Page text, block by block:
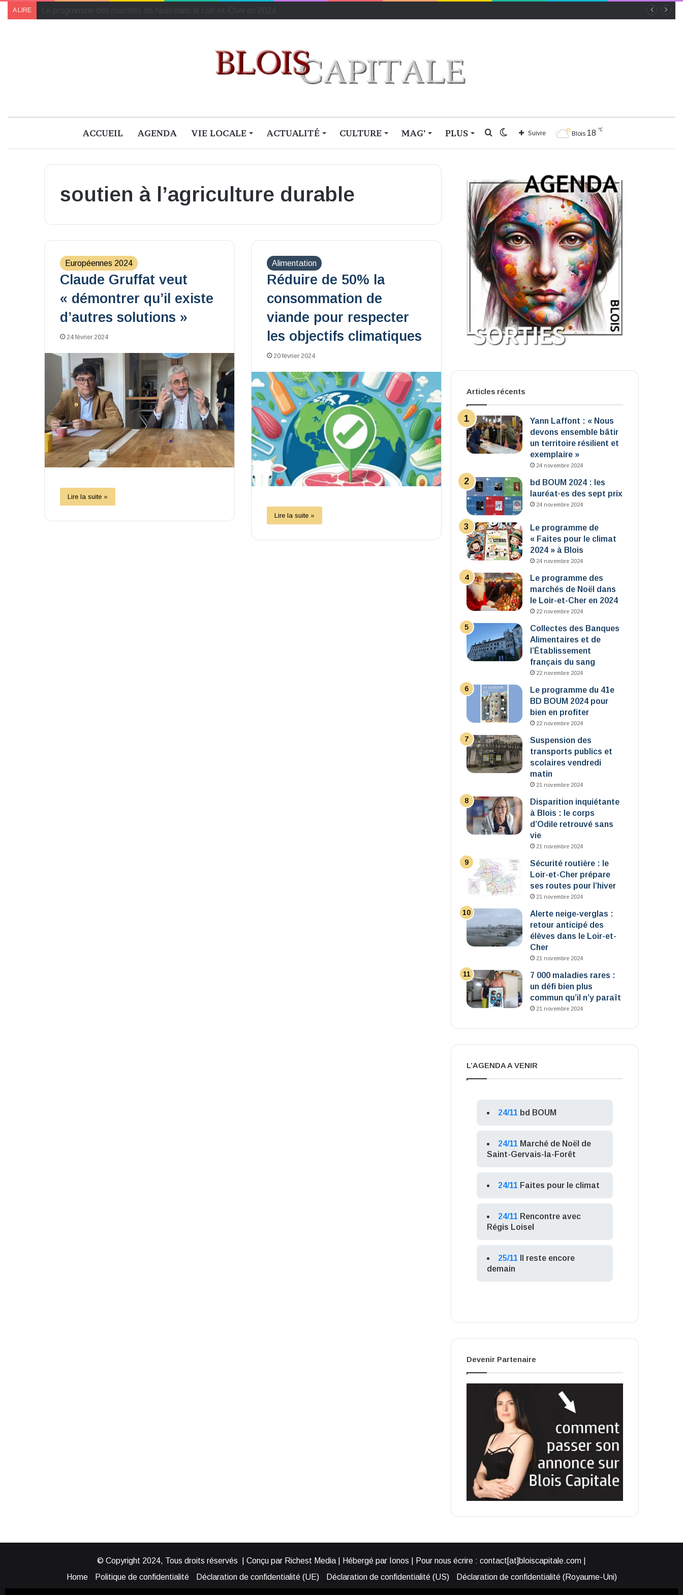
A LIRE
ACCUEIL AGENDA VIE LOCALE ACTUALITÉ CULTURE MAG’ PLUS Blois 18 ℃
Suivre
Switch
Rechercher
soutien à l’agriculture durable
Européennes 2024
Claude Gruffat veut
« démontrer qu’il existe
d’autres solutions »
24 février 2024
Lire la suite »
Alimentation
Réduire de 50% la
consommation de
viande pour respecter
les objectifs climatiques
20 février 2024
Lire la suite »
Articles récents
Yann Laffont : « Nous
devons ensemble bâtir
un territoire résilient et
exemplaire »
24 novembre 2024
bd BOUM 2024 : les
lauréat·es des sept prix
24 novembre 2024
Le programme de
« Faites pour le climat
2024 » à Blois
24 novembre 2024
Le programme des
marchés de Noël dans
le Loir-et-Cher en 2024
22 novembre 2024
Collectes des Banques
Alimentaires et de
l’Établissement
français du sang
22 novembre 2024
Le programme du 41e
BD BOUM 2024 pour
bien en profiter
22 novembre 2024
Suspension des
transports publics et
scolaires vendredi
matin
21 novembre 2024
Disparition inquiétante
à Blois : le corps
d’Odile retrouvé sans
vie
21 novembre 2024
Sécurité routière : le
Loir-et-Cher prépare
ses routes pour l’hiver
21 novembre 2024
Alerte neige-verglas :
retour anticipé des
élèves dans le Loir-et-
Cher
21 novembre 2024
7 000 maladies rares :
un défi bien plus
commun qu’il n’y paraît
21 novembre 2024
L’AGENDA A VENIR
24/11 bd BOUM
24/11 Marché de Noël de
Saint-Gervais-la-Forêt
24/11 Faites pour le climat
24/11 Rencontre avec
Régis Loisel
25/11
Il reste encore
demain
Devenir Partenaire
© Copyright 2024, Tous droits réservés | Conçu par Richest Media | Hébergé par Ionos | Pour nous écrire : contact[at]bloiscapitale.com |
Home
Politique de confidentialité Déclaration de confidentialité (UE) Déclaration de confidentialité (US)
Déclaration de confidentialité (Royaume-Uni)